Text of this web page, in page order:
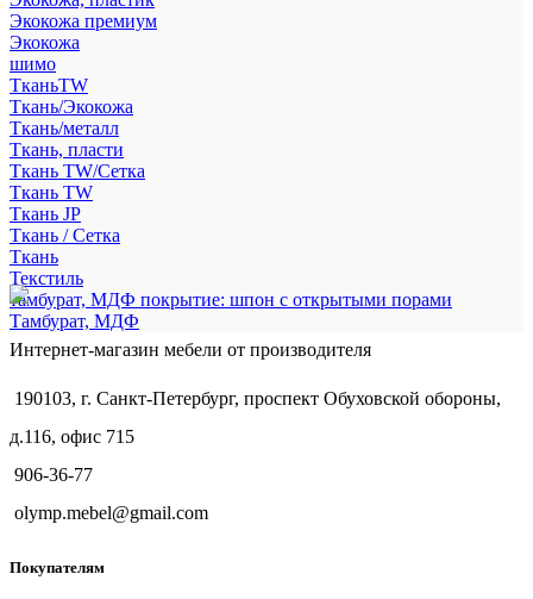
Экокожа премиум
Экокожа
шимо
ТканьTW
Ткань/Экокожа
Ткань/металл
Ткань, пласти
Ткань TW/Сетка
Ткань TW
Ткань JP
Ткань / Сетка
Ткань
Текстиль
тамбурат, МДФ покрытие: шпон с открытыми порами
Тамбурат, МДФ
Интернет-магазин мебели от производителя
190103, г. Санкт-Петербург, проспект Обуховской обороны,
д.116, офис 715
906-36-77
olymp.mebel@gmail.com
Покупателям